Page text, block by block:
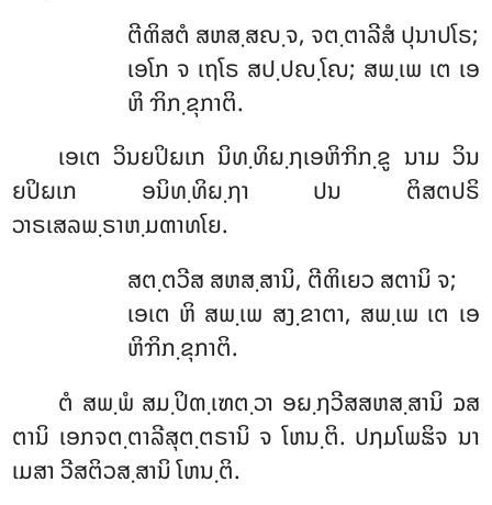
ຕີຓິສຕໍ ສຫສ຺ສຎ຺ຈ, ຈຕ຺ຕາລີສໍ ປຸນາປໂຣ;
ເອໂກ ຈ ເຖໂຣ ສປ຺ປຎ຺ໂຎ; ສພ຺ເພ ເຕ ເອ
ຫິ ຠິກ຺ຂຸກາຕິ.
ເອເຕ ວິນຍປິຏເກ ນິທ຺ທິຏ຺ຐເອຫິຠິກ຺ຂູ ນາມ ວິນ
ຍປິຏເກ ອນິທ຺ທິຏ຺ຐາ ປນ ຕິສຕປຣິ
ວາຣເສລພ຺ຣາຫ຺ມຓາທໂຍ.
ສຕ຺ຕວີສ ສຫສ຺ສານິ, ຕີຓິເຍວ ສຕານິ ຈ;
ເອເຕ ຫິ ສພ຺ເພ ສງ຺ຂາຕາ, ສພ຺ເພ ເຕ ເອ
ຫິຠິກ຺ຂຸກາຕິ.
ຕໍ ສພ຺ພໍ ສມ຺ປິຓ຺ເຑຕ຺ວາ ອຏ຺ຐວີສສຫສ຺ສານິ ຉສ
ຕານິ ເອກຈຕ຺ຕາລີສຸຕ຺ຕຣານິ ຈ ໂຫນ຺ຕິ. ປຐມໂພຘິຈ ນາ
ເມສາ ວີສຕິວສ຺ສານິ ໂຫນ຺ຕິ.